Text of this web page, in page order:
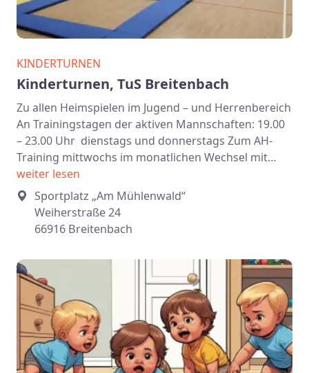
KINDERTURNEN
Kinderturnen, TuS Breitenbach
Zu allen Heimspielen im Jugend – und Herrenbereich
An Trainingstagen der aktiven Mannschaften: 19.00
– 23.00 Uhr dienstags und donnerstags Zum AH-
Training mittwochs im monatlichen Wechsel mit…
weiter lesen
Sportplatz „Am Mühlenwald“
Weiherstraße 24
66916 Breitenbach